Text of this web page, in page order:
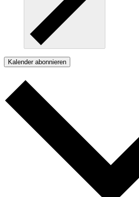
Kalender abonnieren